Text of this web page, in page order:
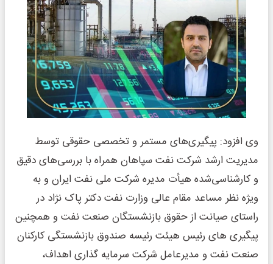
وی افزود: پیگیری‌های مستمر و تخصصی حقوقی توسط
مدیریت ارشد شرکت نفت سپاهان همراه با بررسی‌های دقیق
و کارشناسی‌شده هیأت مدیره شرکت ملی نفت ایران و به
ویژه نظر مساعد مقام عالی وزارت نفت دکتر پاک نژاد در
راستای صیانت از حقوق بازنشستگان صنعت نفت و همچنین
پیگیری های رئیس هیئت رئیسه صندوق بازنشستگی کارکنان
صنعت نفت و مدیرعامل شرکت سرمایه گذاری اهداف،